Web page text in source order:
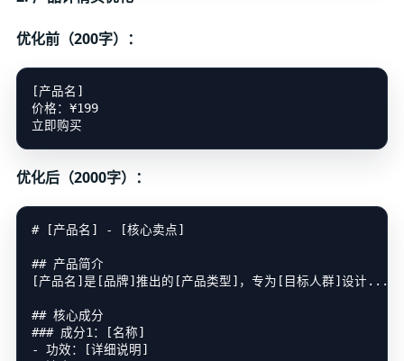
优化前（200字）：
[产品名]
价格：¥199
优化后（2000字）：
# [产品名] - [核心卖点]
## 产品简介
[产品名]是[品牌]推出的[产品类型]，专为[目标人群]设计...
## 核心成分
### 成分1：[名称]
- 功效：[详细说明]